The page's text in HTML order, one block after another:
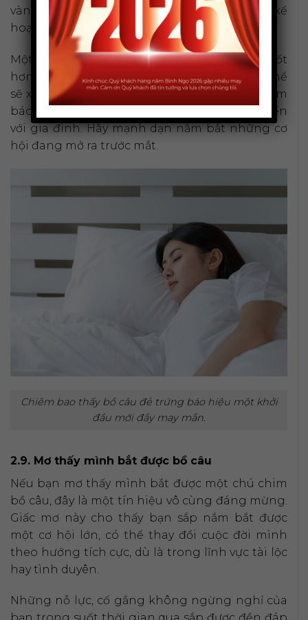
vàng để bạn bắt tay vào thực hiện những kế
hoạch, dự án đã ấp ủ từ lâu.
Một cơ hội đầu tư sinh lời, một công việc mới tốt
hơn hoặc một ý tưởng sáng tạo đột phá có thể
sẽ xuất hiện. Với phụ nữ, đây còn có thể là điềm
báo về chuyện con cái, báo hiệu tin vui sắp đến
với gia đình. Hãy mạnh dạn nắm bắt những cơ
hội đang mở ra trước mắt.
Chiêm bao thấy bồ câu đẻ trứng báo hiệu một khởi
đầu mới đầy may mắn.
2.9. Mơ thấy mình bắt được bồ câu
Nếu bạn mơ thấy mình bắt được một chú chim
bồ câu, đây là một tín hiệu vô cùng đáng mừng.
Giấc mơ này cho thấy bạn sắp nắm bắt được
một cơ hội lớn, có thể thay đổi cuộc đời mình
theo hướng tích cực, dù là trong lĩnh vực tài lộc
hay tình duyên.
Những nỗ lực, cố gắng không ngừng nghỉ của